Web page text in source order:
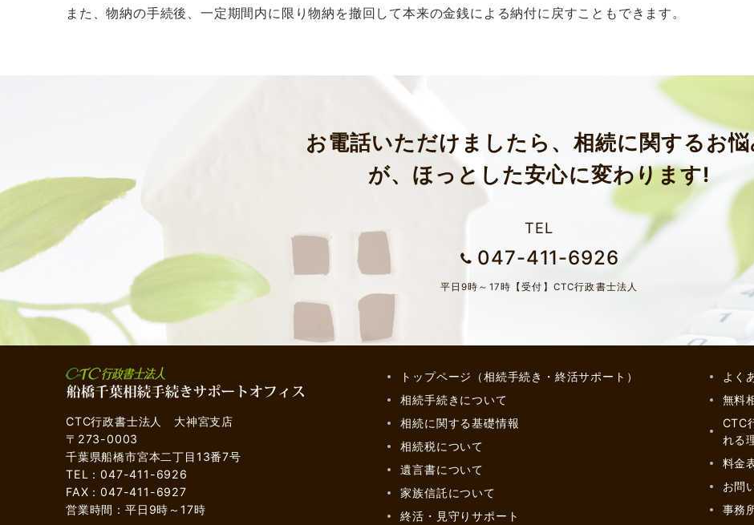
また、物納の手続後、一定期間内に限り物納を撤回して本来の金銭による納付に戻すこともできます。
お電話いただけましたら、相続に関するお悩
が、ほっとした安心に変わります!
TEL
047-411-6926
平日9時～17時【受付】CTC行政書士法人
CTC行政書士法人 大神宮支店
〒273-0003
千葉県船橋市宮本二丁目13番7号
TEL：047-411-6926
FAX：047-411-6927
営業時間：平日9時～17時
トップページ（相続手続き・終活サポート）
相続手続きについて
相続に関する基礎情報
相続税について
遺言書について
家族信託について
終活・見守りサポート
よく
無料
CTC
れる
料金
お問
事務